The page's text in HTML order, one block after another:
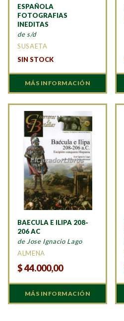
ESPAÑOLA
FOTOGRAFIAS
INEDITAS
de s/d
SUSAETA
SIN STOCK
MÁS INFORMACIÓN
BAECULA E ILIPA 208-
206 AC
de Jose Ignacio Lago
ALMENA
$44.000,00
MÁS INFORMACIÓN